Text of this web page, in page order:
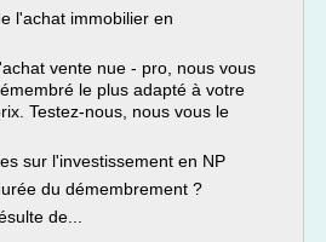
l'achat immobilier en
vente nue - pro, nous vous
le plus adapté à votre
Testez-nous, nous vous le
sur l'investissement en NP
du démembrement ?
de...